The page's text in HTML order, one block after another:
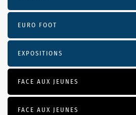
EURO FOOT
EXPOSITIONS
FACE AUX JEUNES
FACE AUX JEUNES